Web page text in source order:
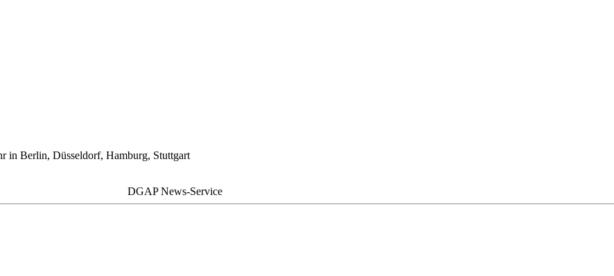
in Berlin, Düsseldorf, Hamburg, Stuttgart
DGAP News-Service